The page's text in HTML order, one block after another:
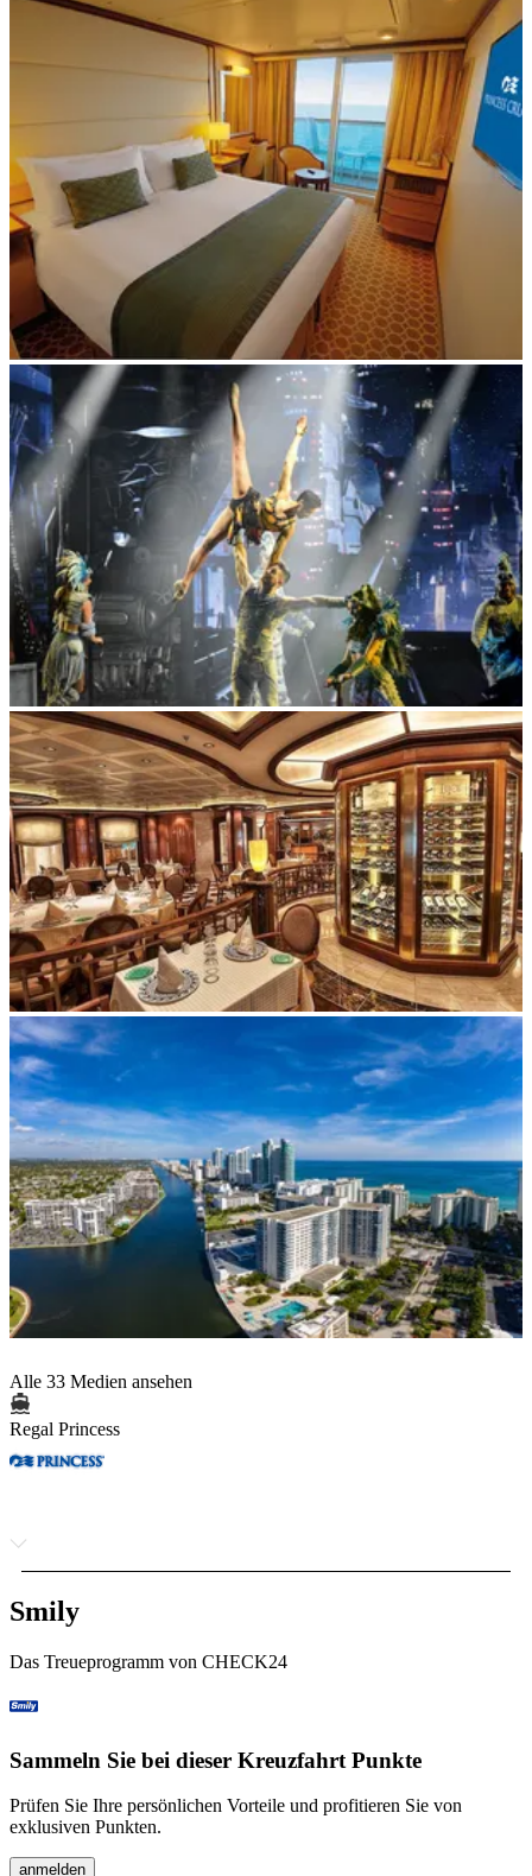
Alle 33 Medien ansehen
Regal Princess
Smily
Das Treueprogramm von CHECK24
Sammeln Sie bei dieser Kreuzfahrt Punkte
Prüfen Sie Ihre persönlichen Vorteile und profitieren Sie von
exklusiven Punkten.
anmelden